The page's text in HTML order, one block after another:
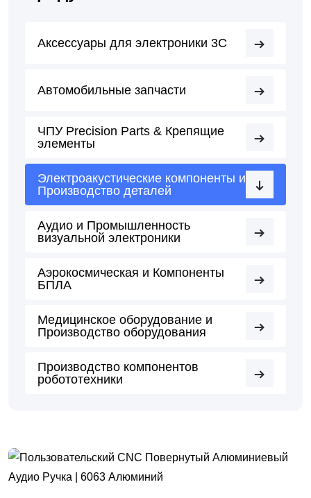
Аксессуары для электроники 3C
Автомобильные запчасти
ЧПУ Precision Parts & Крепящие
элементы
Электроакустические компоненты и
Производство деталей
Аудио и Промышленность
визуальной электроники
Аэрокосмическая и Компоненты
БПЛА
Медицинское оборудование и
Производство оборудования
Производство компонентов
робототехники